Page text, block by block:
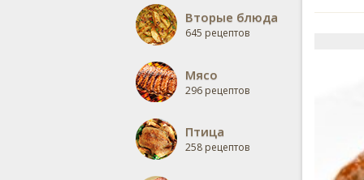
Вторые блюда
645 рецептов
Мясо
296 рецептов
Птица
258 рецептов